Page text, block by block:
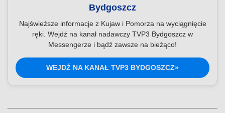
Bydgoszcz
Najświeższe informacje z Kujaw i Pomorza na wyciągnięcie
ręki. Wejdź na kanał nadawczy TVP3 Bydgoszcz w
Messengerze i bądź zawsze na bieżąco!
WEJDŹ NA KANAŁ TVP3 BYDGOSZCZ»